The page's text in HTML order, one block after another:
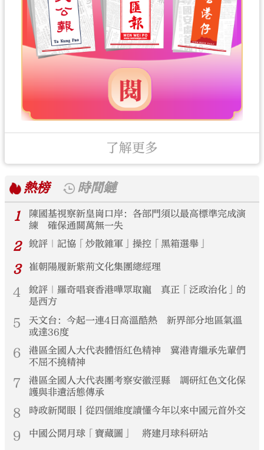
了解更多
熱榜
時間鏈
1
陳國基視察新皇崗口岸：各部門須以最高標準完成演
練 確保通關萬無一失
2 銳評｜記協「炒散雜軍」操控「黑箱選舉」
3 崔朝陽履新紫荊文化集團總經理
4
銳評｜羅奇唱衰香港嘩眾取寵 真正「泛政治化」的
是西方
5
天文台：今起一連4日高溫酷熱 新界部分地區氣溫
或達36度
6
港區全國人大代表體悟紅色精神 冀港青繼承先輩們
不屈不撓精神
7
港區全國人大代表團考察安徽涇縣 調研紅色文化保
護與非遺活態傳承
8 時政新聞眼丨從四個維度讀懂今年以來中國元首外交
9 中國公開月球「寶藏圖」 將建月球科研站